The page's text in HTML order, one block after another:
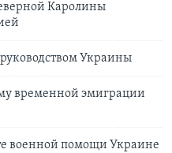
Каролины
Украины
временной эмиграции
военной помощи Украине